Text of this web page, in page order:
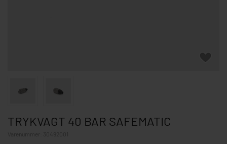
TRYKVAGT 40 BAR SAFEMATIC
30492001